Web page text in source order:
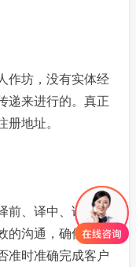
坊，没有实体经
递来进行的。真正
地址。
、译中、译后三
的沟通，确保翻译
准时准确完成客户